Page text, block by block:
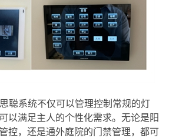
聪系统不仅可以管理控制常规的灯
以满足主人的个性化需求。无论是阳
控，还是通外庭院的门禁管理，都可